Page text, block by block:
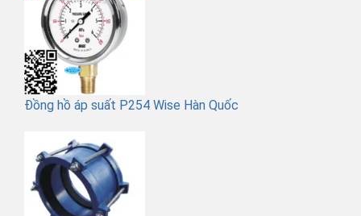
Đồng hồ áp suất P254 Wise Hàn Quốc